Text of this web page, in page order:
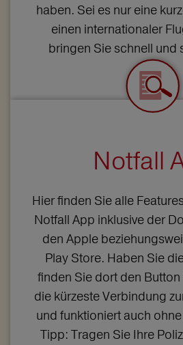
haben. Sei es nur eine
einen internationaler
bringen Sie schnell und
Notfall
Hier finden Sie alle
Notfall App inklusive der
den Apple
Play Store. Haben Sie
finden Sie dort den
die kürzeste Verbindung
und funktioniert auch
Tipp: Tragen Sie Ihre